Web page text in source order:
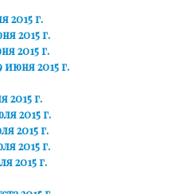
2015 г.
2015 г.
2015 г.
июня 2015 г.
2015 г.
2015 г.
2015 г.
2015 г.
2015 г.